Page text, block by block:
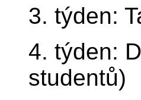
3. týden:
4. týden:
studentů)